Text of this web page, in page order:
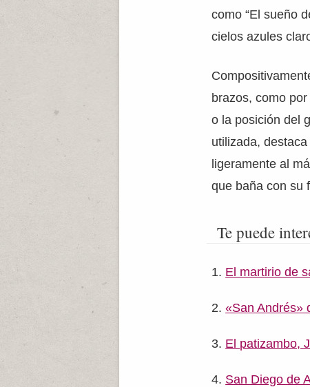
como “El sueño
cielos azules
brazos, como
o la posición del
utilizada,
ligeramente al
que baña con su
Te puede
El martirio de
«San Andrés»
El patizambo,
San Diego de